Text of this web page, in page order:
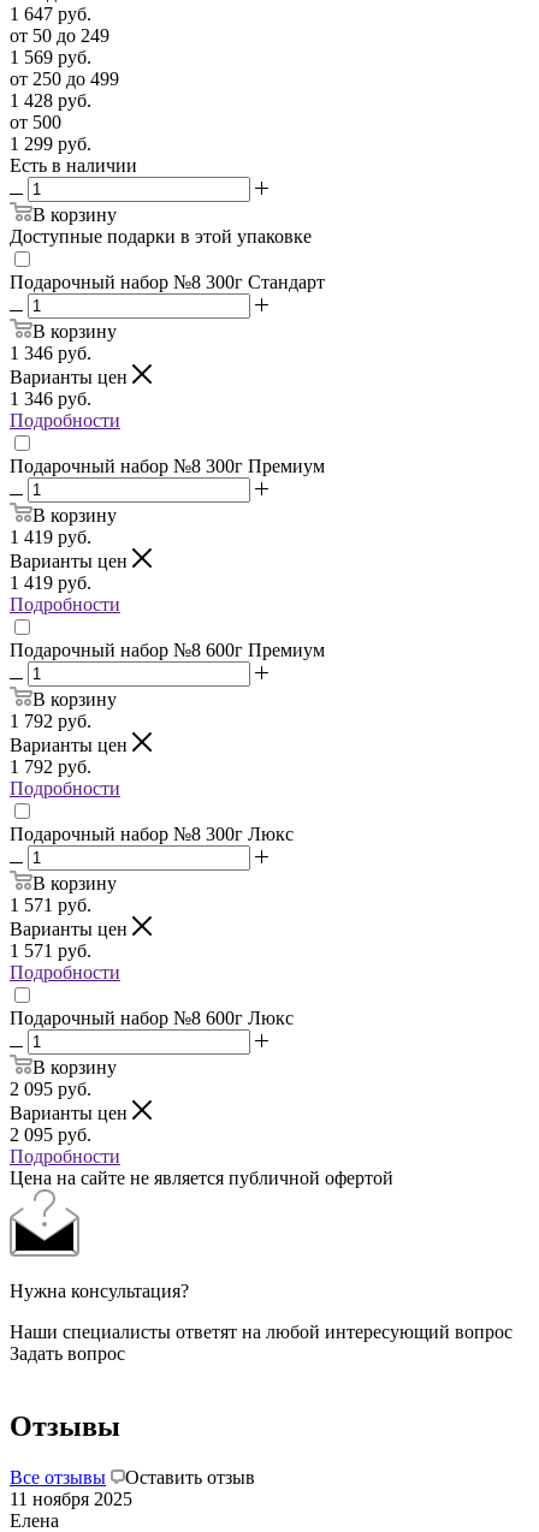
1 647 руб.
от 50 до 249
1 569 руб.
от 250 до 499
1 428 руб.
от 500
1 299 руб.
Есть в наличии
В корзину
Доступные подарки в этой упаковке
Подарочный набор №8 300г Стандарт
В корзину
1 346 руб.
Варианты цен
1 346 руб.
Подробности
Подарочный набор №8 300г Премиум
В корзину
1 419 руб.
Варианты цен
1 419 руб.
Подробности
Подарочный набор №8 600г Премиум
В корзину
1 792 руб.
Варианты цен
1 792 руб.
Подробности
Подарочный набор №8 300г Люкс
В корзину
1 571 руб.
Варианты цен
1 571 руб.
Подробности
Подарочный набор №8 600г Люкс
В корзину
2 095 руб.
Варианты цен
2 095 руб.
Подробности
Цена на сайте не является публичной офертой
Нужна консультация?
Наши специалисты ответят на любой интересующий вопрос
Задать вопрос
Отзывы
Все отзывы
Оставить отзыв
11 ноября 2025
Елена